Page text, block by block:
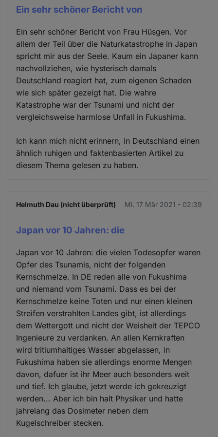
Ein sehr schöner Bericht von
Ein sehr schöner Bericht von Frau Hüsgen. Vor
allem der Teil über die Naturkatastrophe in Japan
spricht mir aus der Seele. Kaum ein Japaner kann
nachvollziehen, wie hysterisch damals
Deutschland reagiert hat, zum eigenen Schaden
wie sich später gezeigt hat. Die wahre
Katastrophe war der Tsunami und nicht der
vergleichsweise harmlose Unfall in Fukushima.
Ich kann mich nicht erinnern, in Deutschland einen
ähnlich ruhigen und faktenbasierten Artikel zu
diesem Thema gelesen zu haben.
Helmuth Dau (nicht überprüft) Mi. 17 Mär 2021 - 02:39
Japan vor 10 Jahren: die
Japan vor 10 Jahren: die vielen Todesopfer waren
Opfer des Tsunamis, nicht der folgenden
Kernschmelze. In DE reden alle von Fukushima
und niemand vom Tsunami. Dass es bei der
Kernschmelze keine Toten und nur einen kleinen
Streifen verstrahlten Landes gibt, ist allerdings
dem Wettergott und nicht der Weisheit der TEPCO
Ingenieure zu verdanken. An allen Kernkraften
wird tritiumhaltiges Wasser abgelassen, in
Fukushima haben sie allerdings enorme Mengen
davon, dafuer ist ihr Meer auch besonders weit
und tief. Ich glaube, jetzt werde ich gekreuzigt
werden... Aber ich bin halt Physiker und hatte
jahrelang das Dosimeter neben dem
Kugelschreiber stecken.